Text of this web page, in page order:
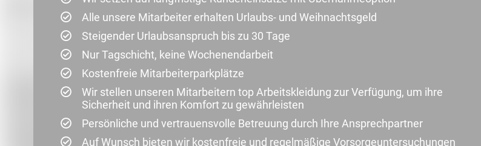
Alle unsere Mitarbeiter erhalten Urlaubs- und Weihnachtsgeld
Steigender Urlaubsanspruch bis zu 30 Tage
Nur Tagschicht, keine Wochenendarbeit
Kostenfreie Mitarbeiterparkplätze
Wir stellen unseren Mitarbeitern top Arbeitskleidung zur Verfügung, um ihre
Sicherheit und ihren Komfort zu gewährleisten
Persönliche und vertrauensvolle Betreuung durch Ihre Ansprechpartner
Auf Wunsch bieten wir kostenfreie und regelmäßige Vorsorgeuntersuchungen